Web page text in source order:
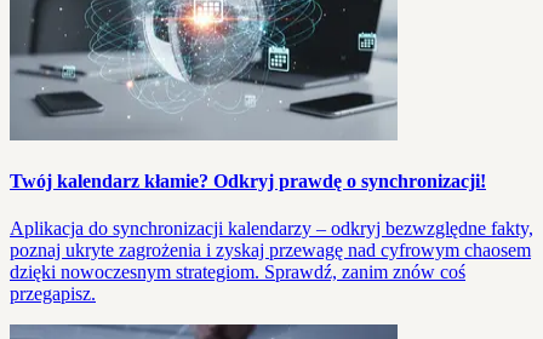
Twój kalendarz kłamie? Odkryj prawdę o synchronizacji!
Aplikacja do synchronizacji kalendarzy – odkryj bezwzględne fakty,
poznaj ukryte zagrożenia i zyskaj przewagę nad cyfrowym chaosem
dzięki nowoczesnym strategiom. Sprawdź, zanim znów coś
przegapisz.